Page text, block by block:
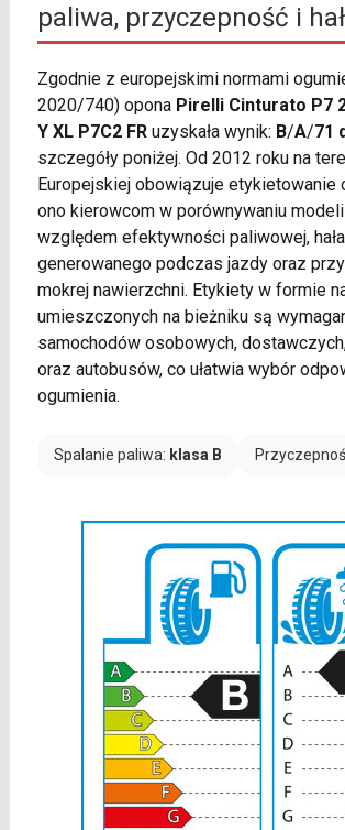
paliwa, przyczepność i
Zgodnie z europejskimi normami
2020/740) opona Pirelli Cinturato P7
Y XL P7C2 FRuzyskała wynik: B/A/71
szczegóły poniżej. Od 2012 roku na
Europejskiej obowiązuje etykietowanie
ono kierowcom w porównywaniu
względem efektywności paliwowej,
generowanego podczas jazdy oraz
mokrej nawierzchni. Etykiety w formie
umieszczonych na bieżniku są
samochodów osobowych,
oraz autobusów, co ułatwia wybór
ogumienia.
Spalanie paliwa: klasa B